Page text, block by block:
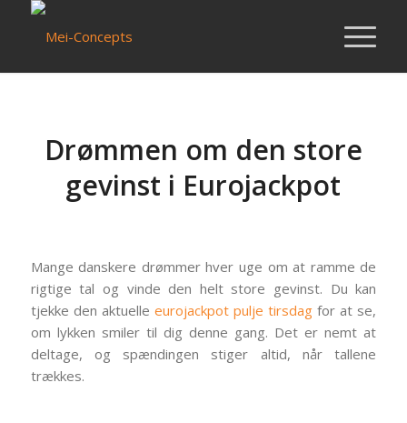
Drømmen om den store
gevinst i Eurojackpot
Mange danskere drømmer hver uge om at ramme de
rigtige tal og vinde den helt store gevinst. Du kan
tjekke den aktuelle eurojackpot pulje tirsdag for at se,
om lykken smiler til dig denne gang. Det er nemt at
deltage, og spændingen stiger altid, når tallene
trækkes.